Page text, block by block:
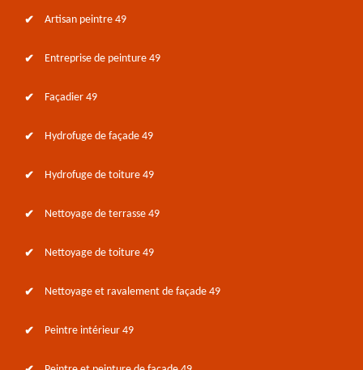
Artisan peintre 49
Entreprise de peinture 49
Façadier 49
Hydrofuge de façade 49
Hydrofuge de toiture 49
Nettoyage de terrasse 49
Nettoyage de toiture 49
Nettoyage et ravalement de façade 49
Peintre intérieur 49